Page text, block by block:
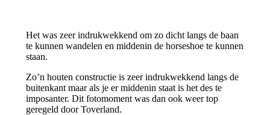
Het was zeer indrukwekkend om zo dicht langs de baan
te kunnen wandelen en middenin de horseshoe te kunnen
staan.
Zo’n houten constructie is zeer indrukwekkend langs de
buitenkant maar als je er middenin staat is het des te
imposanter. Dit fotomoment was dan ook weer top
geregeld door Toverland.